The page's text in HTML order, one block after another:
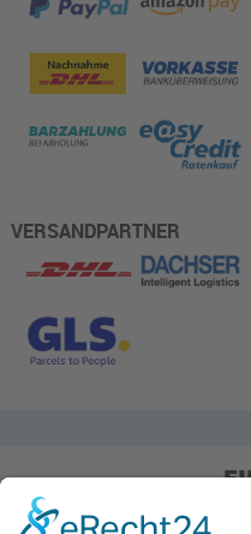
VERSANDPARTNER
Pieper